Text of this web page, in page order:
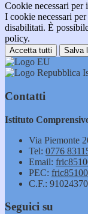
Cookie necessari per
I cookie necessari
disabilitati. È
policy.
Accetta tutti Salva
Contatti
Istituto
Via Piemonte
Tel: 0776
Email:
PEC:
C.F.:
Seguici su